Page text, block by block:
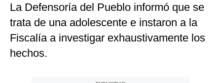
La Defensoría del Pueblo informó que se
trata de una adolescente e instaron a la
Fiscalía a investigar exhaustivamente los
hechos.